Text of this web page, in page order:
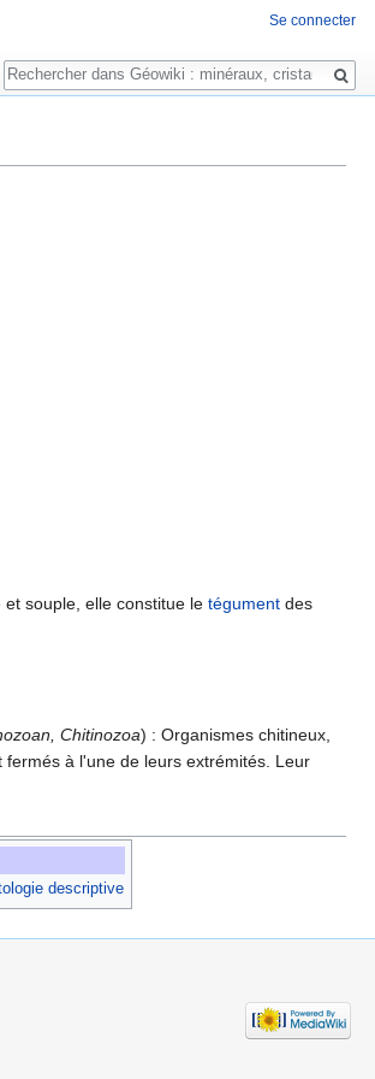
et souple, elle constitue le tégument des
Chitinozoa) : Organismes chitineux,
à l'une de leurs extrémités. Leur
descriptive
Se connecter
Rechercher